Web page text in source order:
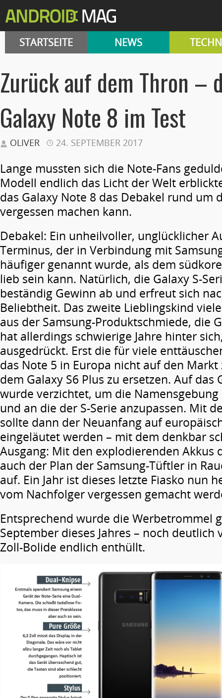
STARTSEITE NEWS
Zurück auf dem Thron –
Galaxy Note 8 im Test
OLIVER 24. SEPTEMBER 2017
Lange mussten sich die Note-Fans
Modell endlich das Licht der Welt
das Galaxy Note 8 das Debakel rund um
vergessen machen kann.
Debakel: Ein unheilvoller, unglücklicher
Terminus, der in Verbindung mit
häufiger genannt wurde, als dem
lieb sein kann. Natürlich, die Galaxy S-
beständig Gewinn ab und erfreut sich
Beliebtheit. Das zweite Lieblingskind
aus der Samsung-Produktschmiede, die
hat allerdings schwierige Jahre hinter
ausgedrückt. Erst die für viele
das Note 5 in Europa nicht auf den
dem Galaxy S6 Plus zu ersetzen. Auf das
wurde verzichtet, um die
und an die der S-Serie anzupassen. Mit
sollte dann der Neuanfang auf
eingeläutet werden – mit dem denkbar
Ausgang: Mit den explodierenden Akkus
auch der Plan der Samsung-Tüftler in
auf. Ein Jahr ist dieses letzte Fiasko nun
vom Nachfolger vergessen gemacht
Entsprechend wurde die Werbetrommel
September dieses Jahres – noch deutlich
Zoll-Bolide endlich enthüllt.